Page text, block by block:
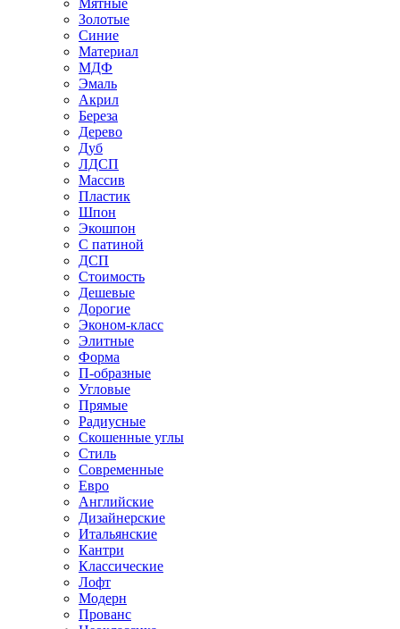
Мятные
Золотые
Синие
Материал
МДФ
Эмаль
Акрил
Береза
Дерево
Дуб
ЛДСП
Массив
Пластик
Шпон
Экошпон
С патиной
ДСП
Стоимость
Дешевые
Дорогие
Эконом-класс
Элитные
Форма
П-образные
Угловые
Прямые
Радиусные
Скошенные углы
Стиль
Современные
Евро
Английские
Дизайнерские
Итальянские
Кантри
Классические
Лофт
Модерн
Прованс